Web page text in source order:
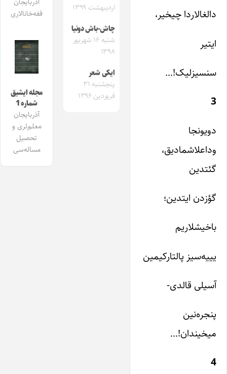
دالغالاردا چیخیر،
ایتیر
سنسیزلیک!…
3
دویونجا
وداعلاشمادیق،
گئتدین
گؤزدن ایتدین؛
باخیشلاریم
یییه‌سیز پالتارکیمین
آسیلی قالدی-
پنجره‌نین
میخیندان!…
4
اردیبهشت ۱۳۹۹
چاش-باش دونیا
شنبه ۱۶ شهریور
۱۳۹۸
ایکی شعر
پنجشنبه ۳۱
فروردین ۱۳۹۶
قفه‌خانالاری
مجله ایشیق
شماره 1
آذربایجان
معلم‌لری و
تحصیل
مساله‌سی